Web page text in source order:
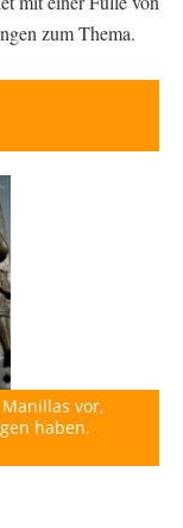
zum Thema.
vor,
haben.